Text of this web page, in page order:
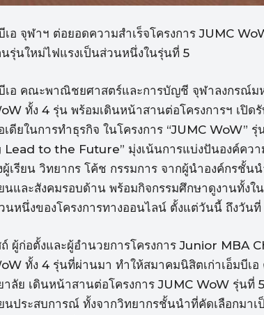
เอ จุฬาฯ ต่อยอดความสำเร็จโครงการ JUMC
รุ่นใหม่ไฟแรงเป็นส่วนหนึ่งในรุ่นที่ 5
เอ คณะพาณิชยศาสตร์และการบัญชี จุฬาลงกรณ์ม
ทั้ง 4 รุ่น พร้อมเดินหน้าสานต่อโครงการฯ เปิด
เดียในการทำธุรกิจ ในโครงการ “JUMC WoW”
to the Future” มุ่งเน้นการแบ่งปันองค์ควา
ผู้เรียน วิทยากร โค้ช กรรมการ จากผู้นำองค์กรชั้น
นและสังคมรอบด้าน พร้อมกิจกรรมศึกษาดูงานทั้งใ
นหนึ่งของโครงการทางออนไลน์ ตั้งแต่วันนี้ ถึงวัน
ผู้ก่อตั้งและผู้อำนวยการโครงการ Junior MBA
ทั้ง 4 รุ่นที่ผ่านมา ทำให้สมาคมนิสิตเก่าเอ็มบี
ลัย เดินหน้าสานต่อโครงการ JUMC WoW รุ่นที่
นประสบการณ์ ทั้งจากวิทยากรชั้นนำที่คัดเลือกมา